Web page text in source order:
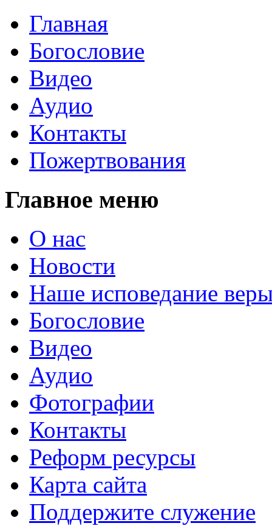
Главная
Богословие
Видео
Аудио
Контакты
Пожертвования
Главное меню
О нас
Новости
Наше исповедание
Богословие
Видео
Аудио
Фотографии
Контакты
Реформ ресурсы
Карта сайта
Поддержите служение